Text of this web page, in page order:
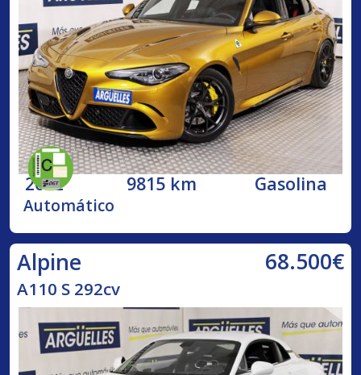
2022 9815 km Gasolina
Automático
Alpine 68.500€
A110 S 292cv